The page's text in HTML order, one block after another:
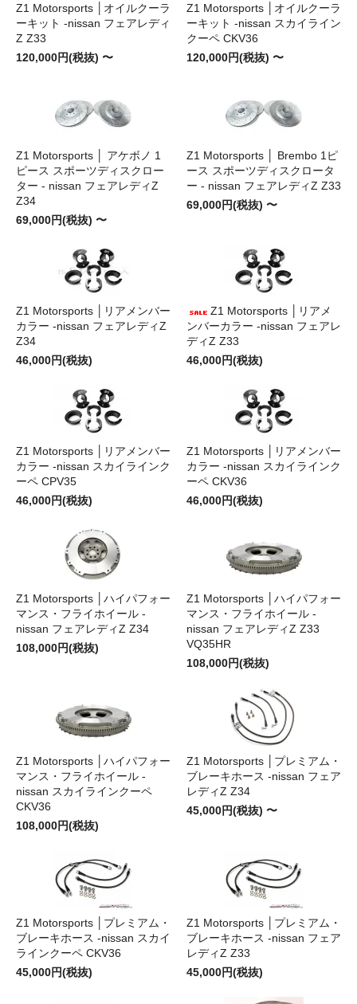
Z1 Motorsports │オイルクーラ
ーキット -nissan フェアレディ
Z Z33
120,000円(税抜) 〜
Z1 Motorsports │オイルクーラ
ーキット -nissan スカイライン
クーペ CKV36
120,000円(税抜) 〜
Z1 Motorsports │ アケボノ 1
ピース スポーツディスクロー
ター - nissan フェアレディZ
Z34
69,000円(税抜) 〜
Z1 Motorsports │ Brembo 1ピ
ース スポーツディスクロータ
ー - nissan フェアレディZ Z33
69,000円(税抜) 〜
Z1 Motorsports │リアメンバー
カラー -nissan フェアレディZ
Z34
46,000円(税抜)
Z1 Motorsports │リアメ
ンバーカラー -nissan フェアレ
ディZ Z33
46,000円(税抜)
Z1 Motorsports │リアメンバー
カラー -nissan スカイラインク
ーペ CPV35
46,000円(税抜)
Z1 Motorsports │リアメンバー
カラー -nissan スカイラインク
ーペ CKV36
46,000円(税抜)
Z1 Motorsports │ハイパフォー
マンス・フライホイール -
nissan フェアレディZ Z34
108,000円(税抜)
Z1 Motorsports │ハイパフォー
マンス・フライホイール -
nissan フェアレディZ Z33
VQ35HR
108,000円(税抜)
Z1 Motorsports │ハイパフォー
マンス・フライホイール -
nissan スカイラインクーペ
CKV36
108,000円(税抜)
Z1 Motorsports │プレミアム・
ブレーキホース -nissan フェア
レディZ Z34
45,000円(税抜) 〜
Z1 Motorsports │プレミアム・
ブレーキホース -nissan スカイ
ラインクーペ CKV36
45,000円(税抜)
Z1 Motorsports │プレミアム・
ブレーキホース -nissan フェア
レディZ Z33
45,000円(税抜)